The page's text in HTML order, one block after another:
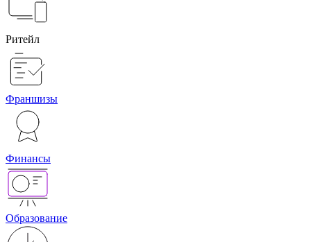
Ритейл
Франшизы
Финансы
Образование